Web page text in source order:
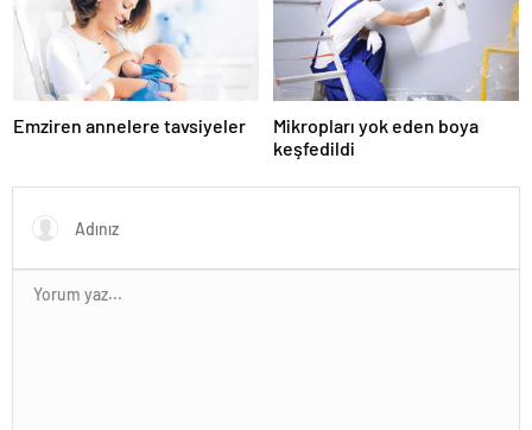
Emziren annelere tavsiyeler
Mikropları yok eden boya
keşfedildi